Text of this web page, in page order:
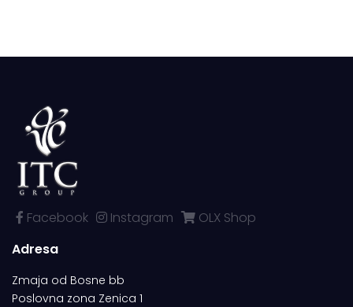
Facebook Instagram
OLX Shop
Adresa
Zmaja od Bosne bb
Poslovna zona Zenica 1